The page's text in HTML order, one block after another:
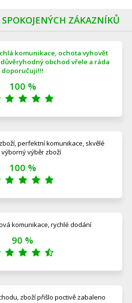
ZÁKAZNÍKŮ
komunikace, ochota vyhovět
obchod vřele a ráda
doporučuji!!!
100 %
perfektní komunikace, skvělé
výborný výběr zboží
100 %
komunikace, rychlé dodání
90 %
zboží přišlo poctivě zabaleno